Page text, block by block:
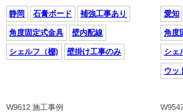
静岡 石膏ボード 補強工事あり
角度固定式金具 壁内配線
シェルフ（棚) 壁掛け工事のみ
愛知
角度
シェ
ウッ
W9612 施工事例